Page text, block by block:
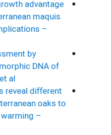
advantage
maquis
–
by
DNA of
al.
reveal different
oaks to
–